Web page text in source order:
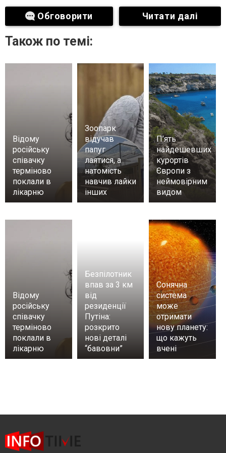
Обговорити Читати далі
Також по темі:
Відому
російську
співачку
терміново
поклали в
лікарню
Зоопарк
відучав
папуг
лаятися, а
натомість
навчив лайки
інших
П’ять
найдешевших
курортів
Європи з
неймовірним
видом
Відому
російську
співачку
терміново
поклали в
лікарню
Безпілотник
впав за 3 км
від
резиденції
Путіна:
розкрито
нові деталі
“бавовни”
Сонячна
система
може
отримати
нову планету:
що кажуть
вчені